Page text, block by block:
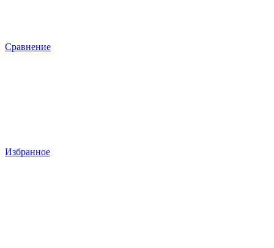
Сравнение
Избранное